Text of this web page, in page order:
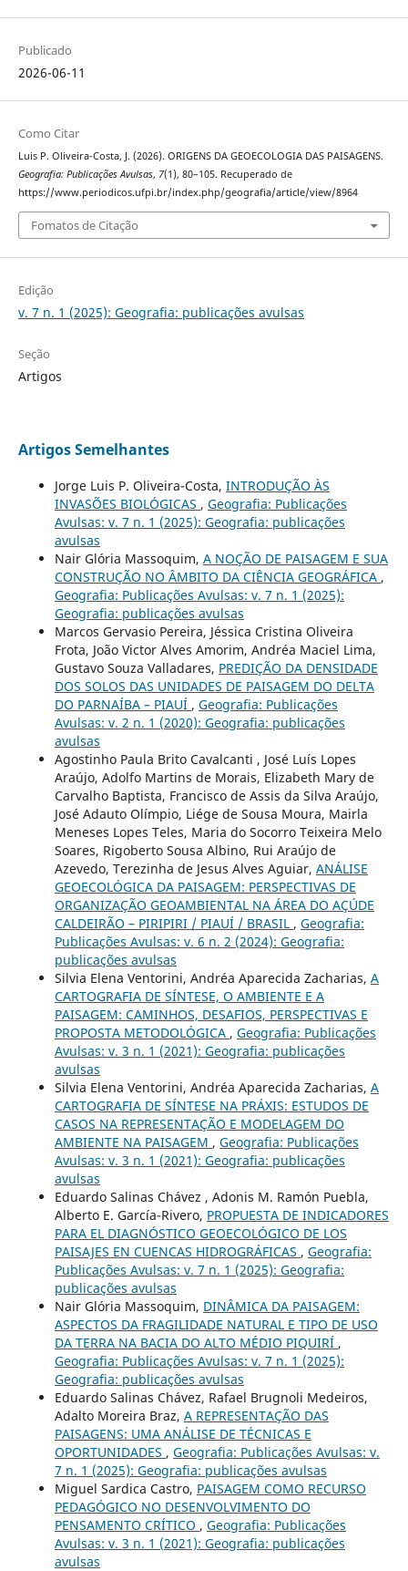
Publicado
2026-06-11
Como Citar
Luis P. Oliveira-Costa, J. (2026). ORIGENS DA GEOECOLOGIA DAS PAISAGENS.
Geografia: Publicações Avulsas, 7(1), 80–105. Recuperado de
https://www.periodicos.ufpi.br/index.php/geografia/article/view/8964
Fomatos de Citação
Edição
v. 7 n. 1 (2025): Geografia: publicações avulsas
Seção
Artigos
Artigos Semelhantes
Jorge Luis P. Oliveira-Costa, INTRODUÇÃO ÀS
INVASÕES BIOLÓGICAS , Geografia: Publicações
Avulsas: v. 7 n. 1 (2025): Geografia: publicações
avulsas
Nair Glória Massoquim, A NOÇÃO DE PAISAGEM E SUA
CONSTRUÇÃO NO ÂMBITO DA CIÊNCIA GEOGRÁFICA ,
Geografia: Publicações Avulsas: v. 7 n. 1 (2025):
Geografia: publicações avulsas
Marcos Gervasio Pereira, Jéssica Cristina Oliveira
Frota, João Victor Alves Amorim, Andréa Maciel Lima,
Gustavo Souza Valladares, PREDIÇÃO DA DENSIDADE
DOS SOLOS DAS UNIDADES DE PAISAGEM DO DELTA
DO PARNAÍBA – PIAUÍ , Geografia: Publicações
Avulsas: v. 2 n. 1 (2020): Geografia: publicações
avulsas
Agostinho Paula Brito Cavalcanti , José Luís Lopes
Araújo, Adolfo Martins de Morais, Elizabeth Mary de
Carvalho Baptista, Francisco de Assis da Silva Araújo,
José Adauto Olímpio, Liége de Sousa Moura, Mairla
Meneses Lopes Teles, Maria do Socorro Teixeira Melo
Soares, Rigoberto Sousa Albino, Rui Araújo de
Azevedo, Terezinha de Jesus Alves Aguiar, ANÁLISE
GEOECOLÓGICA DA PAISAGEM: PERSPECTIVAS DE
ORGANIZAÇÃO GEOAMBIENTAL NA ÁREA DO AÇÚDE
CALDEIRÃO – PIRIPIRI / PIAUÍ / BRASIL , Geografia:
Publicações Avulsas: v. 6 n. 2 (2024): Geografia:
publicações avulsas
Silvia Elena Ventorini, Andréa Aparecida Zacharias, A
CARTOGRAFIA DE SÍNTESE, O AMBIENTE E A
PAISAGEM: CAMINHOS, DESAFIOS, PERSPECTIVAS E
PROPOSTA METODOLÓGICA , Geografia: Publicações
Avulsas: v. 3 n. 1 (2021): Geografia: publicações
avulsas
Silvia Elena Ventorini, Andréa Aparecida Zacharias, A
CARTOGRAFIA DE SÍNTESE NA PRÁXIS: ESTUDOS DE
CASOS NA REPRESENTAÇÃO E MODELAGEM DO
AMBIENTE NA PAISAGEM , Geografia: Publicações
Avulsas: v. 3 n. 1 (2021): Geografia: publicações
avulsas
Eduardo Salinas Chávez , Adonis M. Ramón Puebla,
Alberto E. García-Rivero, PROPUESTA DE INDICADORES
PARA EL DIAGNÓSTICO GEOECOLÓGICO DE LOS
PAISAJES EN CUENCAS HIDROGRÁFICAS , Geografia:
Publicações Avulsas: v. 7 n. 1 (2025): Geografia:
publicações avulsas
Nair Glória Massoquim, DINÂMICA DA PAISAGEM:
ASPECTOS DA FRAGILIDADE NATURAL E TIPO DE USO
DA TERRA NA BACIA DO ALTO MÉDIO PIQUIRÍ ,
Geografia: Publicações Avulsas: v. 7 n. 1 (2025):
Geografia: publicações avulsas
Eduardo Salinas Chávez, Rafael Brugnoli Medeiros,
Adalto Moreira Braz, A REPRESENTAÇÃO DAS
PAISAGENS: UMA ANÁLISE DE TÉCNICAS E
OPORTUNIDADES , Geografia: Publicações Avulsas: v.
7 n. 1 (2025): Geografia: publicações avulsas
Miguel Sardica Castro, PAISAGEM COMO RECURSO
PEDAGÓGICO NO DESENVOLVIMENTO DO
PENSAMENTO CRÍTICO , Geografia: Publicações
Avulsas: v. 3 n. 1 (2021): Geografia: publicações
avulsas